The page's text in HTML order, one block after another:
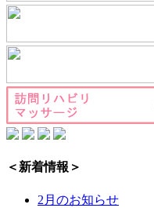
＜新着情報＞
2月のお知らせ